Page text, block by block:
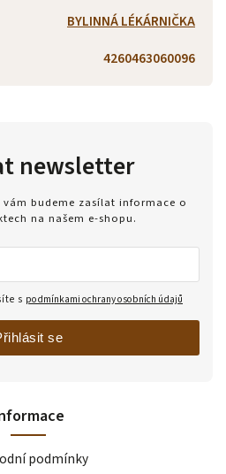
BYLINNÁ LÉKÁRNIČKA
4260463060096
podmínky
newsletter
budeme zasílat informace o
na našem e-shopu.
s podmínkami ochrany osobních údajů
se